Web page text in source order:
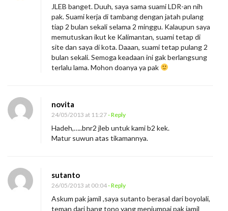
JLEB banget. Duuh, saya sama suami LDR-an nih
pak. Suami kerja di tambang dengan jatah pulang
tiap 2 bulan sekali selama 2 minggu. Kalaupun saya
memutuskan ikut ke Kalimantan, suami tetap di
site dan saya di kota. Daaan, suami tetap pulang 2
bulan sekali. Semoga keadaan ini gak berlangsung
terlalu lama. Mohon doanya ya pak
novita
24/05/2013 at 11:27- Reply
Hadeh,…..bnr2 jleb untuk kami b2 kek.
Matur suwun atas tikamannya.
sutanto
26/05/2013 at 00:04- Reply
Askum pak jamil ,saya sutanto berasal dari boyolali,
teman dari bang tono yang menjumpai pak jamil